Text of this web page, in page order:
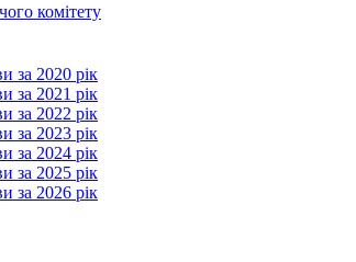
комітету
за 2020 рік
за 2021 рік
за 2022 рік
за 2023 рік
за 2024 рік
за 2025 рік
за 2026 рік